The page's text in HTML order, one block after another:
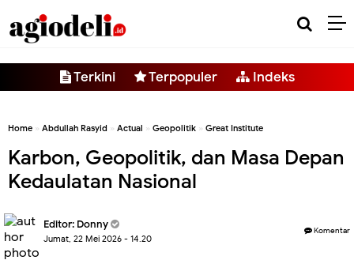
Terkini Terpopuler Indeks
Home » Abdullah Rasyid » Actual » Geopolitik » Great Institute
Karbon, Geopolitik, dan Masa Depan
Kedaulatan Nasional
Editor: Donny
Jumat, 22 Mei 2026 - 14.20
Komentar